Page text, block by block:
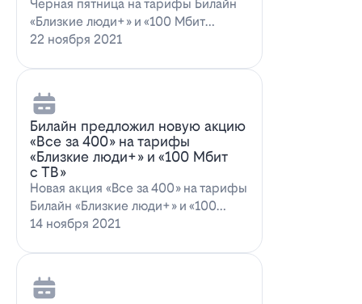
Черная пятница на тарифы Билайн
«Близкие люди+» и «100 Мбит
с ТВ»Билайн пред…
22 ноября 2021
Билайн предложил новую акцию
«Все за 400» на тарифы
«Близкие люди+» и «100 Мбит
с ТВ»
Новая акция «Все за 400» на тарифы
Билайн «Близкие люди+» и «100
Мбит…
14 ноября 2021